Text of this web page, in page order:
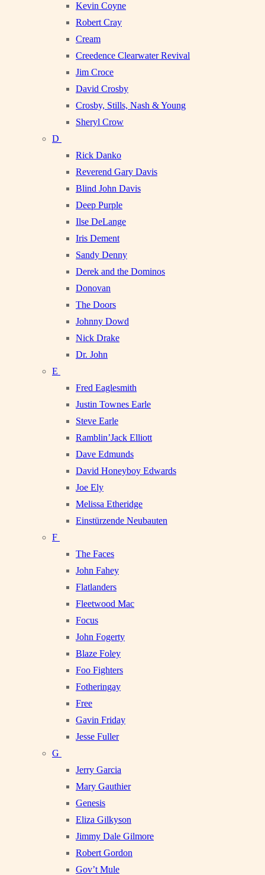
Kevin Coyne
Robert Cray
Cream
Creedence Clearwater Revival
Jim Croce
David Crosby
Crosby, Stills, Nash & Young
Sheryl Crow
D
Rick Danko
Reverend Gary Davis
Blind John Davis
Deep Purple
Ilse DeLange
Iris Dement
Sandy Denny
Derek and the Dominos
Donovan
The Doors
Johnny Dowd
Nick Drake
Dr. John
E
Fred Eaglesmith
Justin Townes Earle
Steve Earle
Ramblin’Jack Elliott
Dave Edmunds
David Honeyboy Edwards
Joe Ely
Melissa Etheridge
Einstürzende Neubauten
F
The Faces
John Fahey
Flatlanders
Fleetwood Mac
Focus
John Fogerty
Blaze Foley
Foo Fighters
Fotheringay
Free
Gavin Friday
Jesse Fuller
G
Jerry Garcia
Mary Gauthier
Genesis
Eliza Gilkyson
Jimmy Dale Gilmore
Robert Gordon
Gov’t Mule